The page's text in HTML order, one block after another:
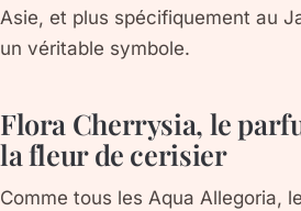
Asie, et plus spécifiquement au
un véritable symbole.
Flora Cherrysia, le
la fleur de cerisier
Comme tous les Aqua Allegoria,